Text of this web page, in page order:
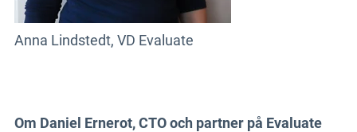
Anna Lindstedt, VD Evaluate
Om Daniel Ernerot, CTO och partner på Evaluate